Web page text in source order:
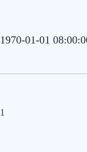
1970-01-01
1